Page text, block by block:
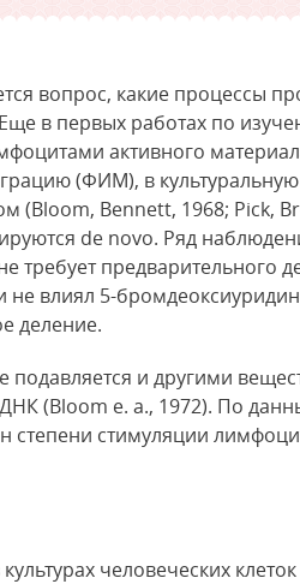
вопрос, какие процессы
в первых работах по
активного
(ФИМ), в культуральную
Bennett, 1968; Pick,
de novo. Ряд
требует предварительного
влиял 5-бромдеоксиуридин
деление.
и другими
(Bloom е. а., 1972). По
стимуляции
человеческих